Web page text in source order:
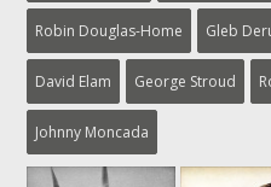
Robin Douglas-Home Gleb
David Elam George Stroud
Johnny Moncada